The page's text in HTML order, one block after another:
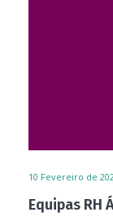
10 Fevereiro de
Equipas RH